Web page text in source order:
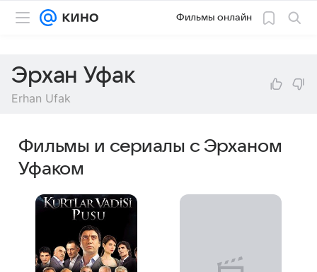
Фильмы онлайн
Эрхан Уфак
Erhan Ufak
Фильмы и сериалы с Эрханом
Уфаком